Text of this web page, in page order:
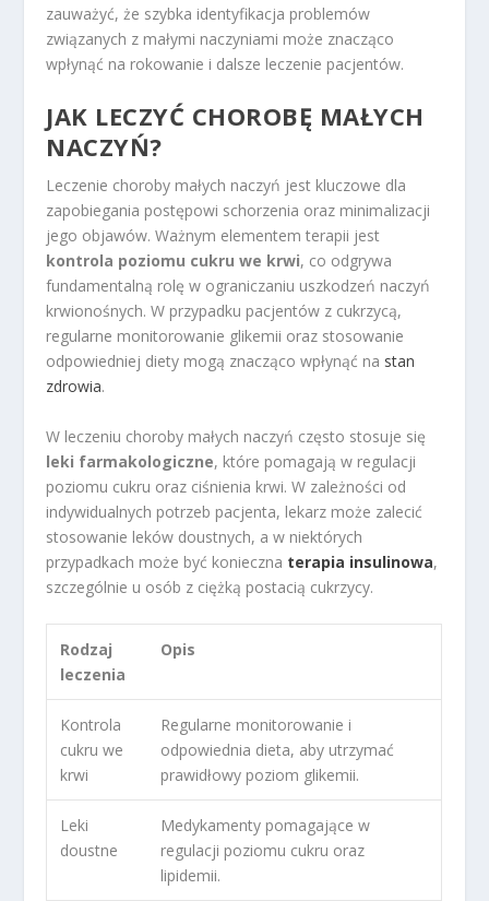
zauważyć, że szybka identyfikacja problemów
związanych z małymi naczyniami może znacząco
wpłynąć na rokowanie i dalsze leczenie pacjentów.
JAK LECZYĆ CHOROBĘ MAŁYCH
NACZYŃ?
Leczenie choroby małych naczyń jest kluczowe dla
zapobiegania postępowi schorzenia oraz minimalizacji
jego objawów. Ważnym elementem terapii jest
kontrola poziomu cukru we krwi, co odgrywa
fundamentalną rolę w ograniczaniu uszkodzeń naczyń
krwionośnych. W przypadku pacjentów z cukrzycą,
regularne monitorowanie glikemii oraz stosowanie
odpowiedniej diety mogą znacząco wpłynąć na stan
zdrowia.
W leczeniu choroby małych naczyń często stosuje się
leki farmakologiczne, które pomagają w regulacji
poziomu cukru oraz ciśnienia krwi. W zależności od
indywidualnych potrzeb pacjenta, lekarz może zalecić
stosowanie leków doustnych, a w niektórych
przypadkach może być konieczna terapia insulinowa,
szczególnie u osób z ciężką postacią cukrzycy.
Rodzaj
leczenia
Opis
Kontrola
cukru we
krwi
Regularne monitorowanie i
odpowiednia dieta, aby utrzymać
prawidłowy poziom glikemii.
Leki
doustne
Medykamenty pomagające w
regulacji poziomu cukru oraz
lipidemii.